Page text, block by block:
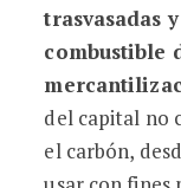
trasvasadas
combustible
del capital no
el carbón,